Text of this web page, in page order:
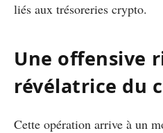
liés aux trésoreries crypto.
Une offensive
révélatrice du
Cette opération arrive à un